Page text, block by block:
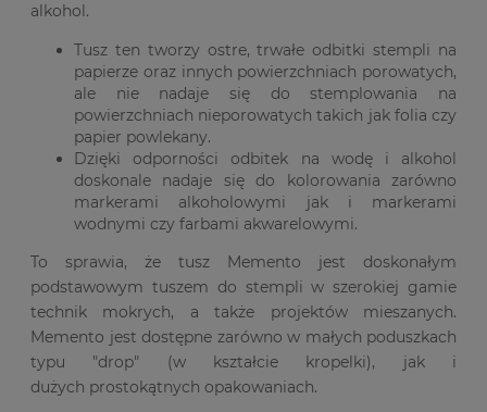
alkohol.
Tusz ten tworzy ostre, trwałe odbitki stempli na
papierze oraz innych powierzchniach porowatych,
ale nie nadaje się do stemplowania na
powierzchniach nieporowatych takich jak folia czy
papier powlekany.
Dzięki odporności odbitek na wodę i alkohol
doskonale nadaje się do kolorowania zarówno
markerami alkoholowymi jak i markerami
wodnymi czy farbami akwarelowymi.
To sprawia, że tusz Memento jest doskonałym
podstawowym tuszem do stempli w szerokiej gamie
technik mokrych, a także projektów mieszanych.
Memento jest dostępne zarówno w małych poduszkach
typu "drop" (w kształcie kropelki), jak i
dużych prostokątnych opakowaniach.